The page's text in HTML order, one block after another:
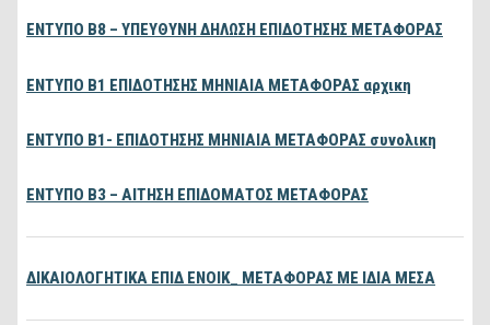
ΕΝΤΥΠΟ B8 – ΥΠΕΥΘΥΝΗ ΔΗΛΩΣΗ ΕΠΙΔΟΤΗΣΗΣ ΜΕΤΑΦΟΡΑΣ
ΕΝΤΥΠΟ Β1 ΕΠΙΔΟΤΗΣΗΣ ΜΗΝΙΑΙΑ ΜΕΤΑΦΟΡΑΣ αρχικη
ΕΝΤΥΠΟ Β1- ΕΠΙΔΟΤΗΣΗΣ ΜΗΝΙΑΙΑ ΜΕΤΑΦΟΡΑΣ συνολικη
ΕΝΤΥΠΟ Β3 – ΑΙΤΗΣΗ ΕΠΙΔΟΜΑΤΟΣ ΜΕΤΑΦΟΡΑΣ
ΔΙΚΑΙΟΛΟΓΗΤΙΚΑ ΕΠΙΔ ΕΝΟΙΚ_ ΜΕΤΑΦΟΡΑΣ ΜΕ ΙΔΙΑ ΜΕΣΑ